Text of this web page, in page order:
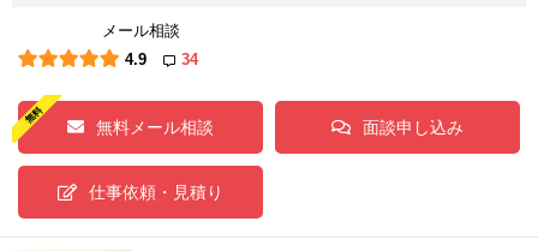
メール相談
4.9
34
無料メール相談 面談申し込み
仕事依頼・見積り